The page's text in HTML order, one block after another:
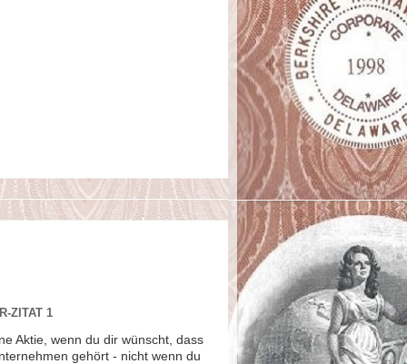
ZITAT 1
Aktie, wenn du dir wünscht, dass
gehört - nicht wenn du